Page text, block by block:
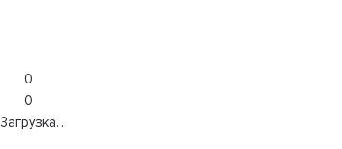
0
0
Загрузка...